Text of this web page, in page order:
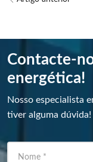
Contacte-
energética!
Nosso especialista
tiver alguma dúvida!
Nome *